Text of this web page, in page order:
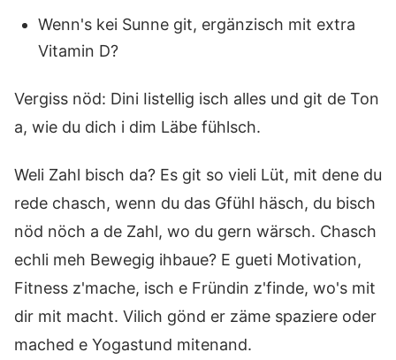
Wenn's kei Sunne git, ergänzisch mit extra
Vitamin D?
Vergiss nöd: Dini Iistellig isch alles und git de Ton
a, wie du dich i dim Läbe fühlsch.
Weli Zahl bisch da? Es git so vieli Lüt, mit dene du
rede chasch, wenn du das Gfühl häsch, du bisch
nöd nöch a de Zahl, wo du gern wärsch. Chasch
echli meh Bewegig ihbaue? E gueti Motivation,
Fitness z'mache, isch e Fründin z'finde, wo's mit
dir mit macht. Vilich gönd er zäme spaziere oder
mached e Yogastund mitenand.